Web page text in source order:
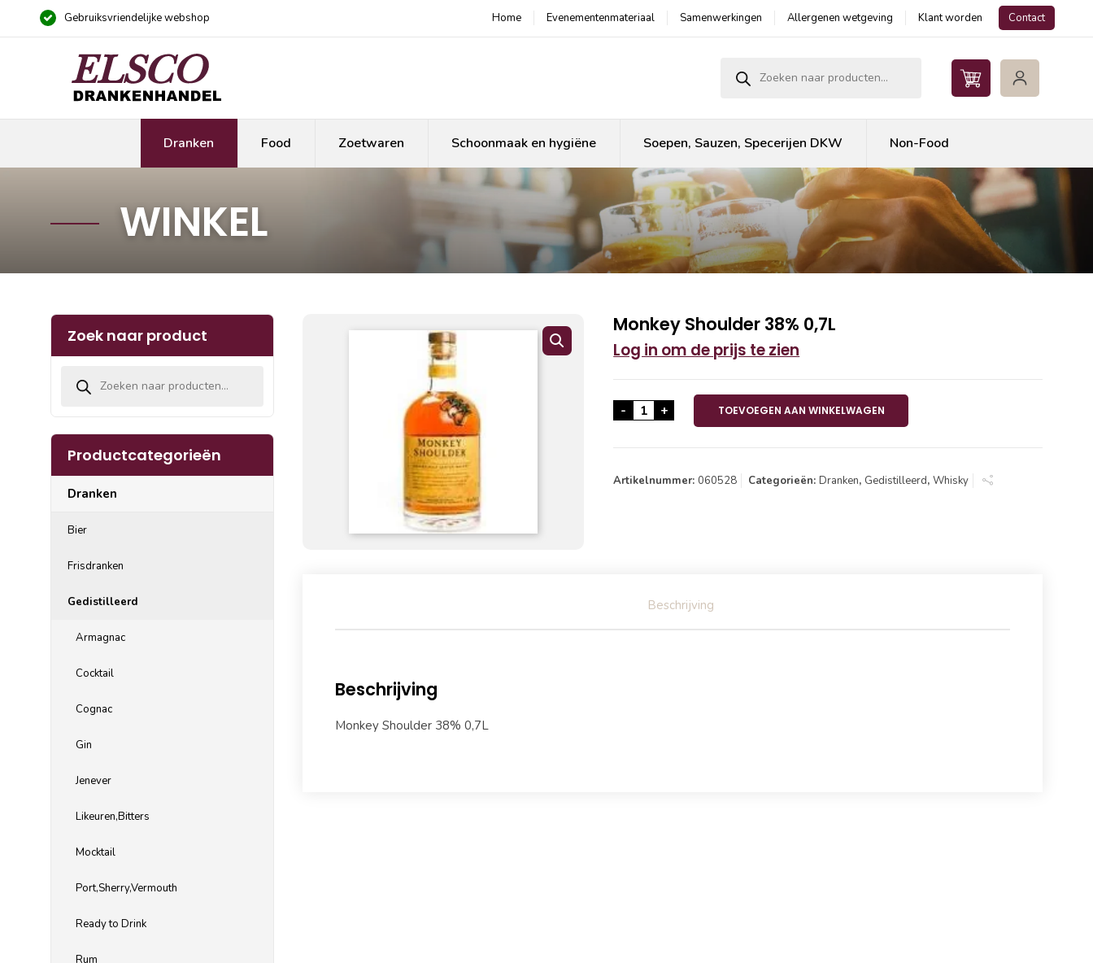
Gebruiksvriendelijke webshop Home Evenementenmateriaal Samenwerkingen Allergenen wetgeving Klant worden Contact
Dranken Food Zoetwaren Schoonmaak en hygiëne Soepen, Sauzen, Specerijen DKW Non-Food
WINKEL
Monkey Shoulder 38% 0,7L
Log in om de prijs te zien
- Monkey Shoulder 38% 0,7L aantal
+ TOEVOEGEN AAN WINKELWAGEN
Artikelnummer: 060528 Categorieën:Dranken, Gedistilleerd,Whisky
Beschrijving
Beschrijving
Monkey Shoulder 38% 0,7L
Zoek naar product
Productcategorieën
Dranken
Bier
Frisdranken
Gedistilleerd
Armagnac
Cocktail
Cognac
Gin
Jenever
Likeuren,Bitters
Mocktail
Port,Sherry,Vermouth
Ready to Drink
Rum